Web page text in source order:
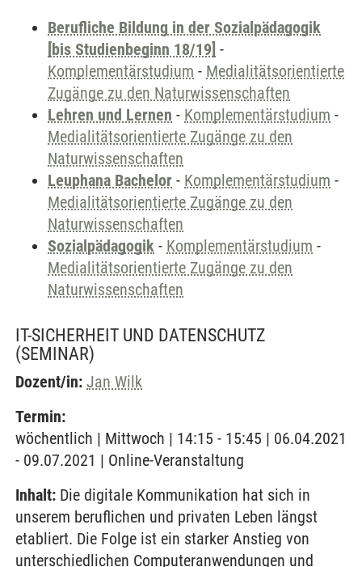
Berufliche Bildung in der Sozialpädagogik
[bis Studienbeginn 18/19] -
Komplementärstudium - Medialitätsorientierte
Zugänge zu den Naturwissenschaften
Lehren und Lernen - Komplementärstudium -
Medialitätsorientierte Zugänge zu den
Naturwissenschaften
Leuphana Bachelor - Komplementärstudium -
Medialitätsorientierte Zugänge zu den
Naturwissenschaften
Sozialpädagogik - Komplementärstudium -
Medialitätsorientierte Zugänge zu den
Naturwissenschaften
IT-SICHERHEIT UND DATENSCHUTZ
(SEMINAR)
Dozent/in: Jan Wilk
Termin:
wöchentlich | Mittwoch | 14:15 - 15:45 | 06.04.2021
- 09.07.2021 | Online-Veranstaltung
Inhalt: Die digitale Kommunikation hat sich in
unserem beruflichen und privaten Leben längst
etabliert. Die Folge ist ein starker Anstieg von
unterschiedlichen Computeranwendungen und